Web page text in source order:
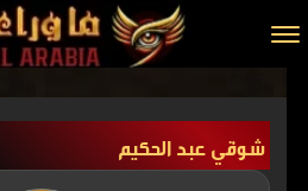
الرئيسية
مقالات
شوقي عبد الحكيم